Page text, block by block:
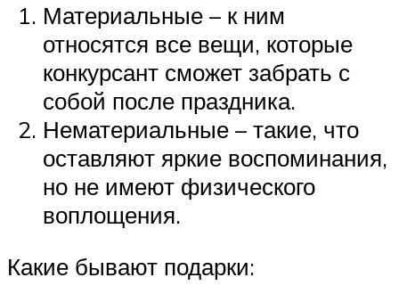
Материальные – к ним
относятся все вещи, которые
конкурсант сможет забрать с
собой после праздника.
Нематериальные – такие, что
оставляют яркие воспоминания,
но не имеют физического
воплощения.
Какие бывают подарки: